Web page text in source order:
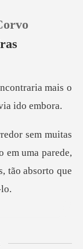
0
mais o
em uma parede,